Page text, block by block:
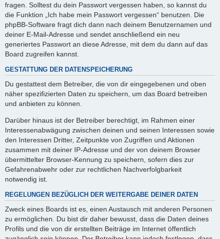
fragen. Solltest du dein Passwort vergessen haben, so kannst du
die Funktion „Ich habe mein Passwort vergessen“ benutzen. Die
phpBB-Software fragt dich dann nach deinem Benutzernamen und
deiner E-Mail-Adresse und sendet anschließend ein neu
generiertes Passwort an diese Adresse, mit dem du dann auf das
Board zugreifen kannst.
GESTATTUNG DER DATENSPEICHERUNG
Du gestattest dem Betreiber, die von dir eingegebenen und oben
näher spezifizierten Daten zu speichern, um das Board betreiben
und anbieten zu können.
Darüber hinaus ist der Betreiber berechtigt, im Rahmen einer
Interessenabwägung zwischen deinen und seinen Interessen sowie
den Interessen Dritter, Zeitpunkte von Zugriffen und Aktionen
zusammen mit deiner IP-Adresse und der von deinem Browser
übermittelter Browser-Kennung zu speichern, sofern dies zur
Gefahrenabwehr oder zur rechtlichen Nachverfolgbarkeit
notwendig ist.
REGELUNGEN BEZÜGLICH DER WEITERGABE DEINER DATEN
Zweck eines Boards ist es, einen Austausch mit anderen Personen
zu ermöglichen. Du bist dir daher bewusst, dass die Daten deines
Profils und die von dir erstellten Beiträge im Internet öffentlich